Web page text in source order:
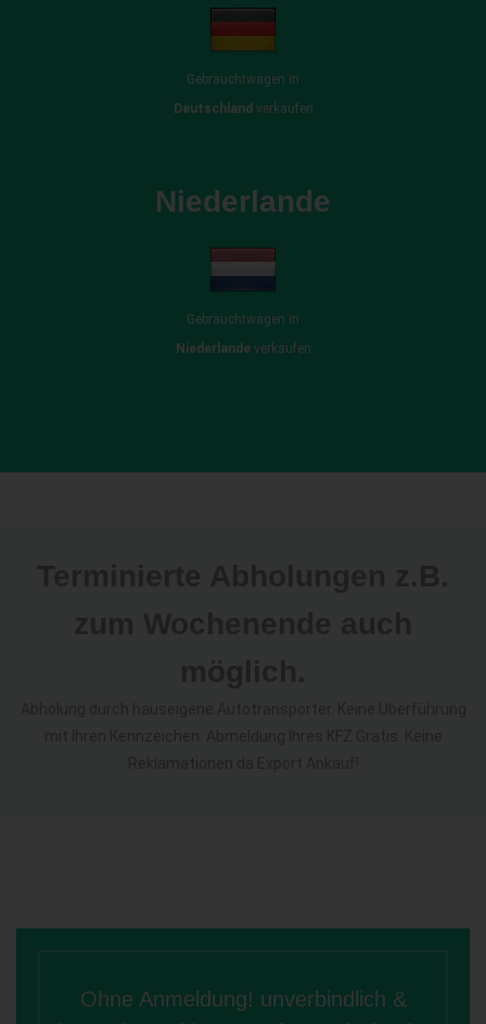
Gebrauchtwagen in
Deutschland verkaufen
Niederlande
Gebrauchtwagen in
Niederlandeverkaufen
Ohne Anmeldung! unverbindlich &